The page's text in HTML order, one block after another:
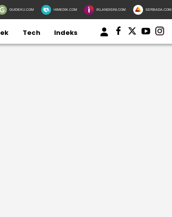
GUIDEKU.COM HIMEDIK.COM IKLANDISINI.COM SERBADA.COM
Tech Indeks